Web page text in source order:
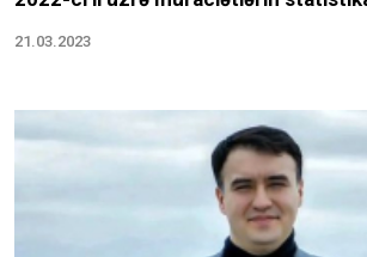
21.03.2023